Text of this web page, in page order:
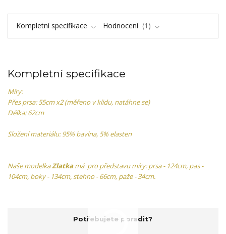
Kompletní specifikace Hodnocení 1
Kompletní specifikace
Míry:
Přes prsa: 55cm x2 (měřeno v klidu, natáhne se)
Délka: 62cm
Složení materiálu: 95% bavlna, 5% elasten
Naše modelkaZlatkamá pro představu míry: prsa - 124cm, pas -
104cm, boky - 134cm, stehno - 66cm, paže - 34cm.
Potřebujete poradit?